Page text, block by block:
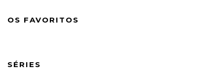
OS FAVORITOS
SÉRIES